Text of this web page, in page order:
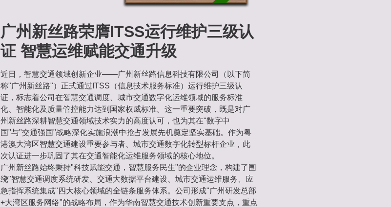
广州新丝路荣膺ITSS运行维护三级认
证 智慧运维赋能交通升级
近日，智慧交通领域创新企业——广州新丝路信息科技有限公司（以下简
称"广州新丝路"）正式通过ITSS（信息技术服务标准）运行维护三级认
证，标志着公司在智慧交通调度、城市交通数字化运维领域的服务标准
化、智能化及质量管控能力达到国家权威标准。这一重要突破，既是对广
州新丝路深耕智慧交通领域技术实力的高度认可，也为其在"数字中
国"与"交通强国"战略深化实施浪潮中抢占发展先机奠定坚实基础。作为粤
港澳大湾区智慧交通建设重要参与者、城市交通数字化转型标杆企业，此
次认证进一步巩固了其在交通智能化运维服务领域的核心地位。
广州新丝路始终秉持"科技赋能交通，智慧服务民生"的企业理念，构建了围
绕"智慧交通调度系统研发、交通大数据平台建设、城市交通运维服务、应
急指挥系统集成"四大核心领域的全链条服务体系。公司形成"广州研发总部
+大湾区服务网络"的战略布局，作为华南智慧交通技术创新重要支点，重点